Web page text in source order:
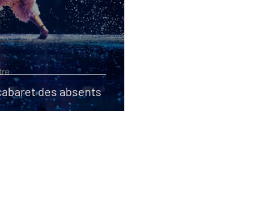
des absents